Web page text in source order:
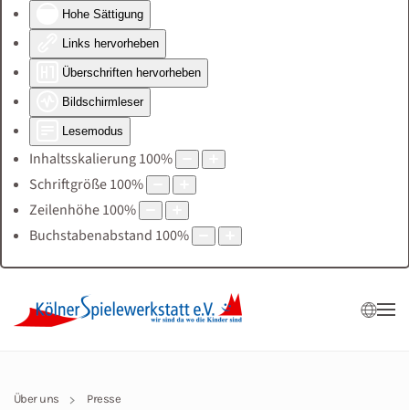
Hohe Sättigung
Links hervorheben
Überschriften hervorheben
Bildschirmleser
Lesemodus
Inhaltsskalierung100%
Schriftgröße100%
Zeilenhöhe100%
Buchstabenabstand 100%
Über uns Presse